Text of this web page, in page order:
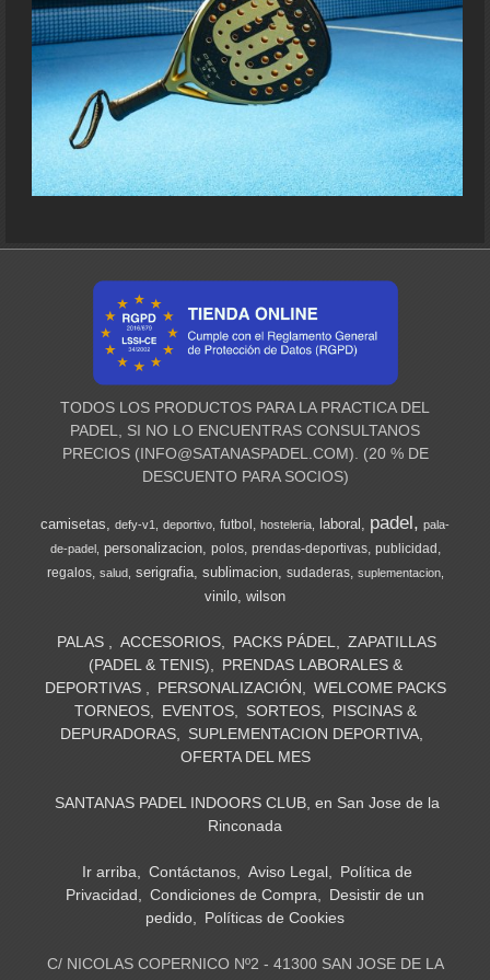
TODOS LOS PRODUCTOS PARA LA PRACTICA DEL
PADEL, SI NO LO ENCUENTRAS CONSULTANOS
PRECIOS (INFO@SATANASPADEL.COM). (20 % DE
DESCUENTO PARA SOCIOS)
camisetas defy-v1 deportivo futbol hosteleria laboral padel
pala-
de-padel
personalizacion polos prendas-deportivas publicidad
regalos
salud serigrafia sublimacion sudaderas suplementacion
vinilo wilson
PALAS ACCESORIOS PACKS PÁDEL
ZAPATILLAS
(PADEL & TENIS)
PRENDAS LABORALES &
DEPORTIVAS
PERSONALIZACIÓN
WELCOME PACKS
TORNEOS
EVENTOS SORTEOS
PISCINAS &
DEPURADORAS
SUPLEMENTACION DEPORTIVA
OFERTA DEL MES
SANTANAS PADEL INDOORS CLUB, en San Jose de la
Rinconada
Ir arriba Contáctanos Aviso Legal
Política de
Privacidad
Condiciones de Compra
Desistir de un
pedido
Políticas de Cookies
C/ NICOLAS COPERNICO Nº2 - 41300 SAN JOSE DE LA